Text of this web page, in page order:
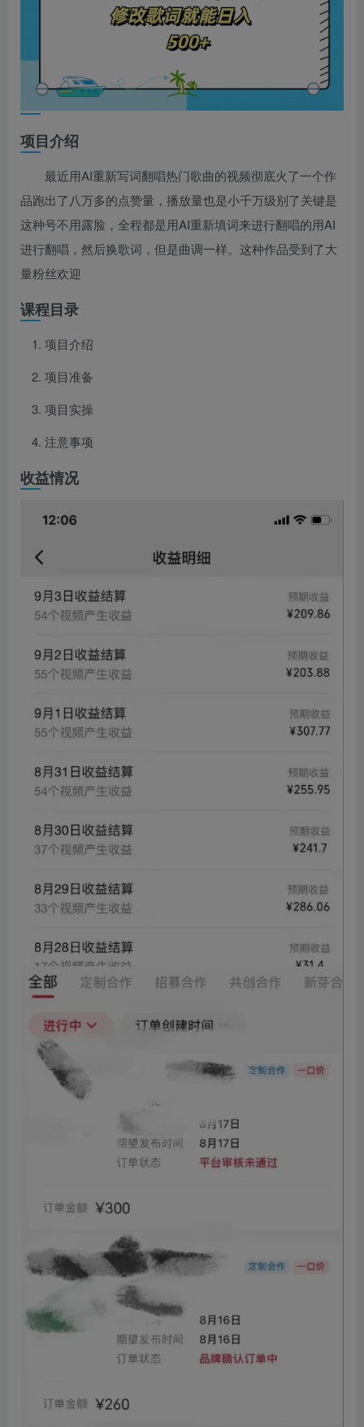
项目介绍
最近用AI重新写词翻唱热门歌曲的视频彻底火了一个作
品跑出了八万多的点赞量，播放量也是小千万级别了关键是
这种号不用露脸，全程都是用AI重新填词来进行翻唱的用AI
进行翻唱，然后换歌词，但是曲调一样。这种作品受到了大
量粉丝欢迎
课程目录
项目介绍
项目准备
项目实操
注意事项
收益情况